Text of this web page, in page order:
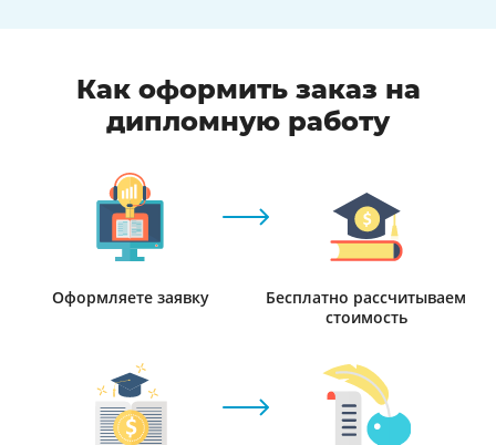
Как оформить заказ на
дипломную работу
Оформляете заявку
Бесплатно рассчитываем
стоимость